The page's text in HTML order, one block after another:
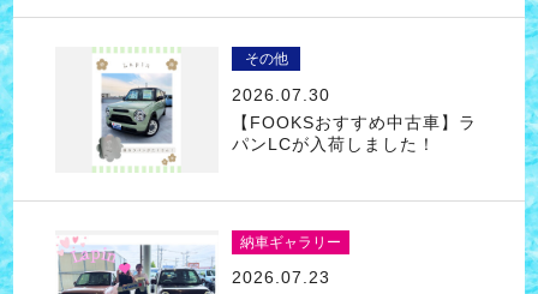
その他
2026.07.30
【FOOKSおすすめ中古車】ラ
パンLCが入荷しました！
納車ギャラリー
2026.07.23